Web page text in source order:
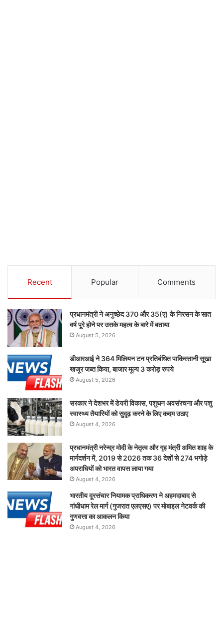
Recent Popular Comments
प्रधानमंत्री ने अनुच्छेद 370 और 35(ए) के निरसन के सात
वर्ष पूरे होने पर उसके महत्व के बारे में बताया
August 5, 2026
डीआरआई ने 364 मिलियन टन प्रतिबंधित पाकिस्तानी सूखा
खजूर जब्त किया, बाजार मूल्य 3 करोड़ रुपये
August 5, 2026
सरकार ने देशभर में डेयरी विकास, पशुधन अवसंरचना और पशु
स्वास्थ्य तैयारियों को सुदृढ़ करने के लिए कदम उठाए
August 4, 2026
प्रधानमंत्री नरेन्द्र मोदी के नेतृत्व और गृह मंत्री अमित शाह के
मार्गदर्शन में, 2019 से 2026 तक 36 देशों से 274 भगोड़े
अपराधियों को भारत वापस लाया गया
August 4, 2026
भारतीय दूरसंचार नियामक प्राधिकरण ने अहमदाबाद से
गांधीधाम रेल मार्ग (गुजरात एलएसए) पर मोबाइल नेटवर्क की
गुणवत्ता का आकलन किया
August 4, 2026